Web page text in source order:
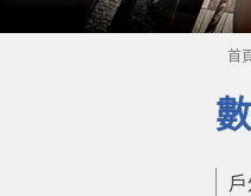
首